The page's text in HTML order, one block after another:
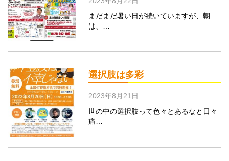
まだまだ暑い日が続いていますが、朝
は、…
選択肢は多彩
2023年8月21日
世の中の選択肢って色々とあるなと日々
痛…